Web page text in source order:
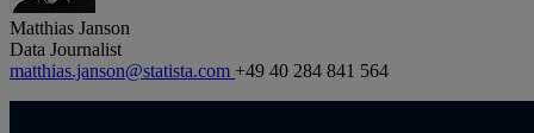
Matthias Janson
Data Journalist
matthias.janson@statista.com +49 40 284 841 564